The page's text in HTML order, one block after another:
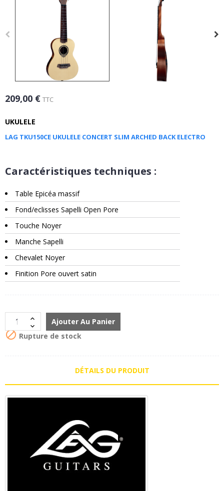
209,00 € TTC
UKULELE
LAG TKU150CE UKULELE CONCERT SLIM ARCHED BACK ELECTRO
Caractéristiques techniques :
Table Epicéa massif
Fond/eclisses Sapelli Open Pore
Touche Noyer
Manche Sapelli
Chevalet Noyer
Finition Pore ouvert satin
Ajouter Au Panier
 Rupture de stock
DÉTAILS DU PRODUIT